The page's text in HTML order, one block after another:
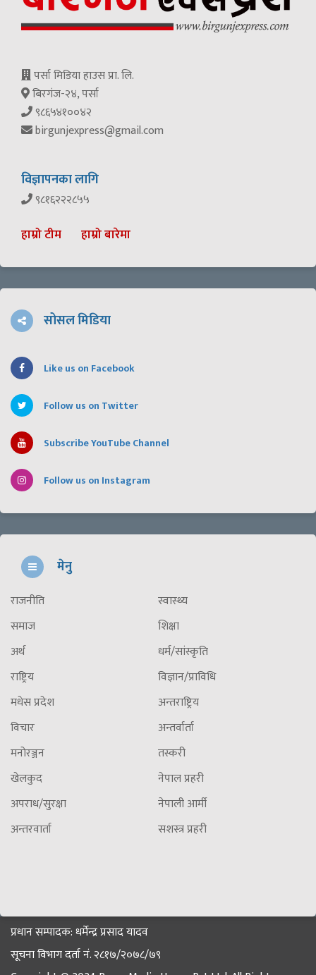
पर्सा मिडिया हाउस प्रा. लि.
बिरगंज-२४, पर्सा
९८६५४१००४२
birgunjexpress@gmail.com
विज्ञापनका लागि
९८१६२२२८५५
हाम्रो टीम हाम्रो बारेमा
सोसल मिडिया
Like us on Facebook
Follow us on Twitter
Subscribe YouTube Channel
Follow us on Instagram
मेनु
राजनीति
समाज
अर्थ
राष्ट्रिय
मधेस प्रदेश
विचार
मनोरञ्जन
खेलकुद
अपराध/सुरक्षा
अन्तरवार्ता
स्वास्थ्य
शिक्षा
धर्म/सांस्कृति
विज्ञान/प्राविधि
अन्तराष्ट्रिय
अन्तर्वार्ता
तस्करी
नेपाल प्रहरी
नेपाली आर्मी
सशस्त्र प्रहरी
प्रधान सम्पादक: धर्मेन्द्र प्रसाद यादव
सूचना विभाग दर्ता नं. २८१७/२०७८/७९